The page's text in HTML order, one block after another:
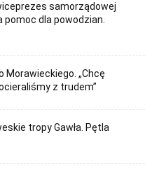
samorządowej
pomoc dla powodzian.
Morawieckiego. „Chcę
z trudem”
tropy Gawła. Pętla